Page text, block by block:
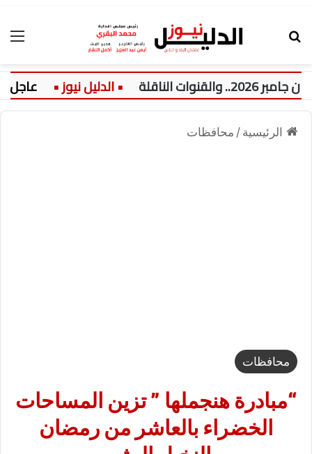
عاجل:
الرئيسية / محافظات
محافظات
“مبادرة هنجملها ” تزين المساحات
الخضراء بالعاشر من رمضان